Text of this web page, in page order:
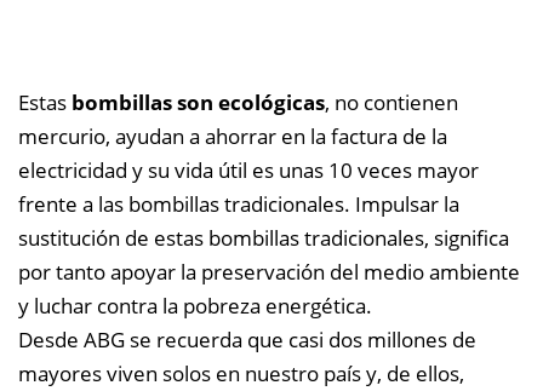
Estas bombillas son ecológicas, no contienen
mercurio, ayudan a ahorrar en la factura de la
electricidad y su vida útil es unas 10 veces mayor
frente a las bombillas tradicionales. Impulsar la
sustitución de estas bombillas tradicionales, significa
por tanto apoyar la preservación del medio ambiente
y luchar contra la pobreza energética.
Desde ABG se recuerda que casi dos millones de
mayores viven solos en nuestro país y, de ellos,